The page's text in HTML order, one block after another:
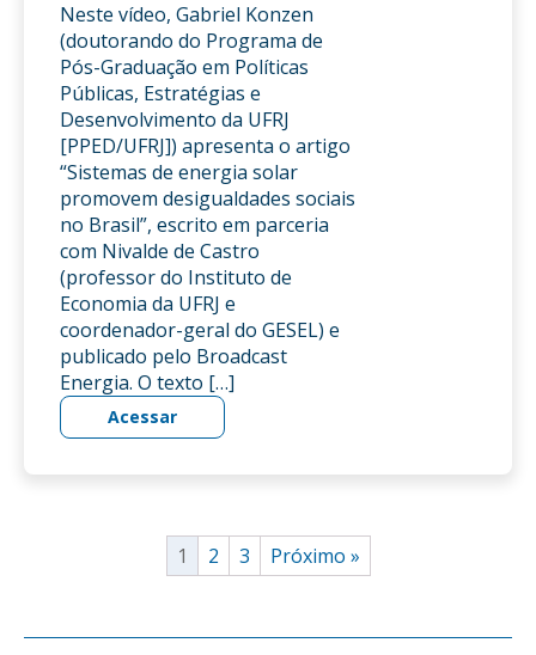
Neste vídeo, Gabriel Konzen
(doutorando do Programa de
Pós-Graduação em Políticas
Públicas, Estratégias e
Desenvolvimento da UFRJ
[PPED/UFRJ]) apresenta o artigo
“Sistemas de energia solar
promovem desigualdades sociais
no Brasil”, escrito em parceria
com Nivalde de Castro
(professor do Instituto de
Economia da UFRJ e
coordenador-geral do GESEL) e
publicado pelo Broadcast
Energia. O texto […]
Acessar
1 2 3 Próximo »